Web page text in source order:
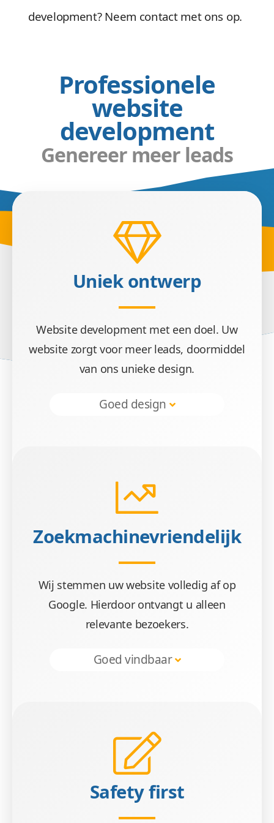
development? Neem contact met ons op.
Professionele
website
development
Genereer meer leads
Uniek ontwerp
Website development met een doel. Uw
website zorgt voor meer leads, doormiddel
van ons unieke design.
Goed design
Zoekmachinevriendelijk
Wij stemmen uw website volledig af op
Google. Hierdoor ontvangt u alleen
relevante bezoekers.
Goed vindbaar
Safety first
Wij zetten uw doelgroep aan tot actie met
Veilig &
Wees gerust, alle gegevens zijn veilig. We maken
Geen gestuntel. U beheert uw website